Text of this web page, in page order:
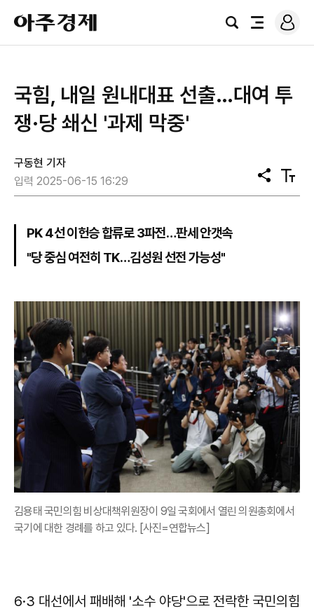
아
주
경
검
전
로
그
국힘, 내일 원내대표 선출…대여 투
쟁·당 쇄신 '과제 막중'
구동현 기자
입력 2025-06-15 16:29
공
유
텍
스
PK 4선 이헌승 합류로 3파전…판세 안갯속
"당 중심 여전히 TK…김성원 선전 가능성"
김용태 국민의힘 비상대책위원장이 9일 국회에서 열린 의원총회에서
국기에 대한 경례를 하고 있다. [사진=연합뉴스]
6·3 대선에서 패배해 '소수 야당'으로 전락한 국민의힘